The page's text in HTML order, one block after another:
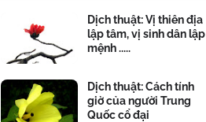
Dịch thuật: Vị thiên địa
lập tâm, vị sinh dân lập
mệnh .....
Dịch thuật: Cách tính
giờ của người Trung
Quốc cổ đại